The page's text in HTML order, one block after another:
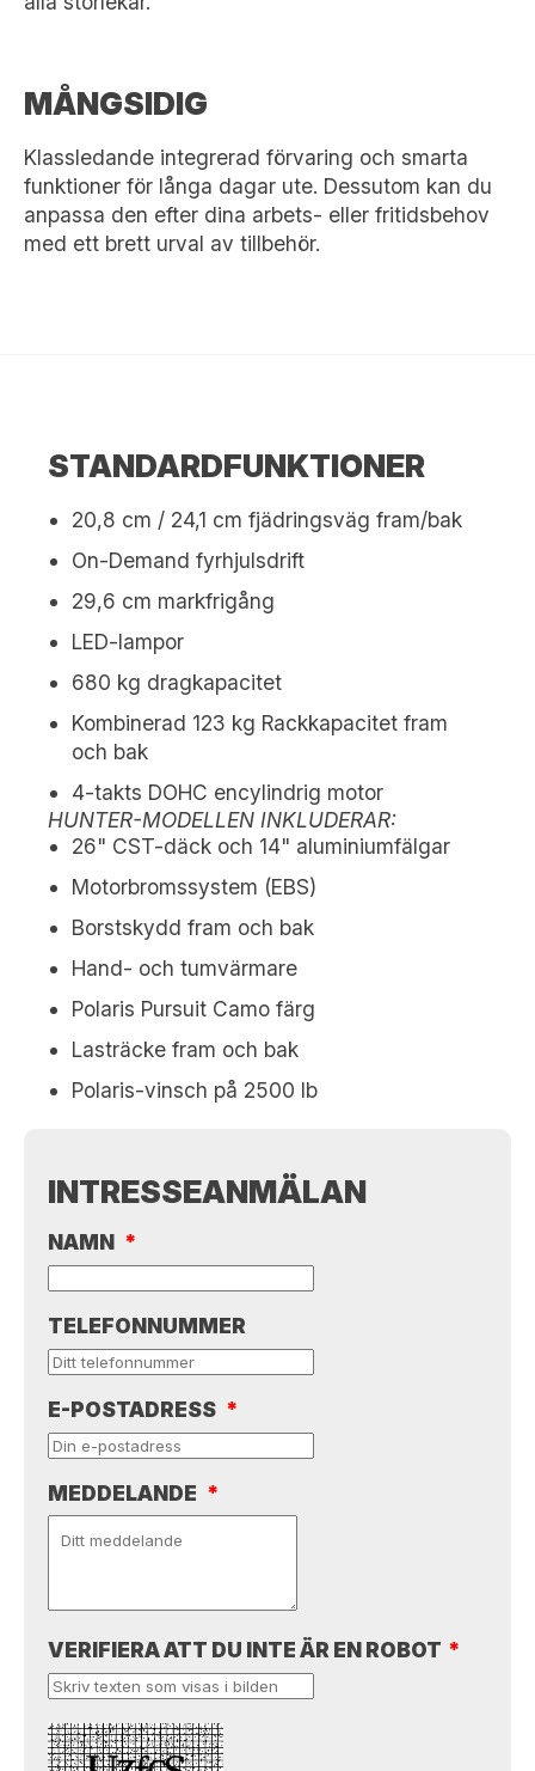
MÅNGSIDIG
Klassledande integrerad förvaring och smarta
funktioner för långa dagar ute. Dessutom kan du
anpassa den efter dina arbets- eller fritidsbehov
med ett brett urval av tillbehör.
STANDARDFUNKTIONER
20,8 cm / 24,1 cm fjädringsväg fram/bak
On-Demand fyrhjulsdrift
29,6 cm markfrigång
LED-lampor
680 kg dragkapacitet
Kombinerad 123 kg Rackkapacitet fram
och bak
4-takts DOHC encylindrig motor
HUNTER-MODELLEN INKLUDERAR:
26" CST-däck och 14" aluminiumfälgar
Motorbromssystem (EBS)
Borstskydd fram och bak
Hand- och tumvärmare
Polaris Pursuit Camo färg
Lasträcke fram och bak
Polaris-vinsch på 2500 lb
INTRESSEANMÄLAN
NAMN *
TELEFONNUMMER
E-POSTADRESS *
MEDDELANDE *
VERIFIERA ATT DU INTE ÄR EN ROBOT *